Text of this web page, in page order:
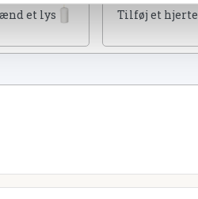
et lys Tilføj et hjerte